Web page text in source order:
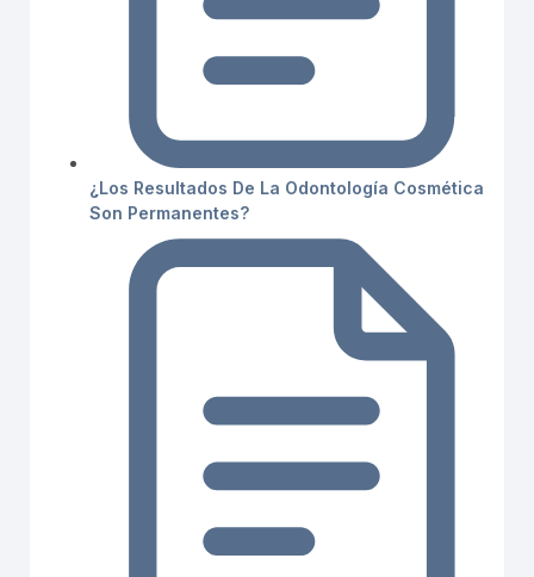
¿Los Resultados De La Odontología Cosmética
Son Permanentes?